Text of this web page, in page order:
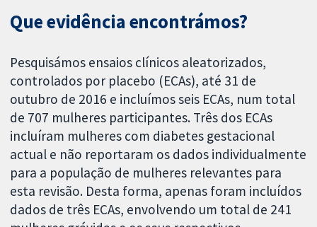
Que evidência encontrámos?
Pesquisámos ensaios clínicos aleatorizados,
controlados por placebo (ECAs), até 31 de
outubro de 2016 e incluímos seis ECAs, num total
de 707 mulheres participantes. Três dos ECAs
incluíram mulheres com diabetes gestacional
actual e não reportaram os dados individualmente
para a população de mulheres relevantes para
esta revisão. Desta forma, apenas foram incluídos
dados de três ECAs, envolvendo um total de 241